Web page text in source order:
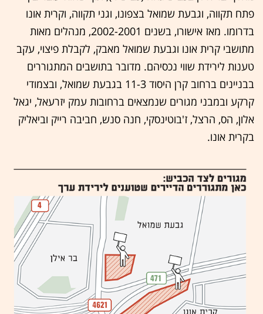
פתח תקווה, וגבעת שמואל בצפונו, וגני תקווה, וקרית אונו
בדרומו. מאז אישורו, בשנים 2002-2001, מנהלים מאות
מתושבי קרית אונו וגבעת שמואל מאבק, לקבלת פיצוי, עקב
טענות לירידת שווי נכסיהם. מדובר בתושבים המתגוררים
בבניינים ברחוב קרן היסוד 11-3 בגבעת שמואל, ובצמודי
קרקע ובמבני מגורים שנמצאים ברחובות עמק יזרעאל, יגאל
אלון, הס, הרצל, ז'בוטינסקי, חנה סנש, חביבה רייק וביאליק
בקרית אונו.